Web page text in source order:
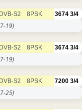
DVB-S2 8PSK 3674 3/4
19)
DVB-S2 8PSK 3674 3/4
19)
DVB-S2 8PSK 7200 3/4
25)